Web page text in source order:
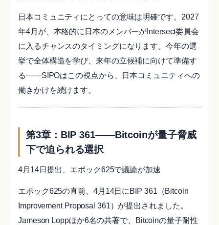
日本コミュニティにとっての意味は明確です。2027
年4月が、本格的に日本のメンバーがIntersect委員会
に入るチャンスのタイミングになります。今年の選
挙で全体構造を学び、来年の立候補に向けて準備す
る——SIPOはこの視点から、日本コミュニティへの
働きかけを続けます。
第3章：BIP 361——Bitcoinが量子脅威
下で迫られる選択
4月14日提出、エポック625で議論が加速
エポック625の直前、4月14日にBIP 361（Bitcoin
Improvement Proposal 361）が提出されました。
Jameson Loppほか6名の共著で、Bitcoinの量子耐性